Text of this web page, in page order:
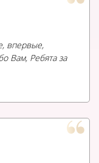
впервые,
Вам, Ребята за